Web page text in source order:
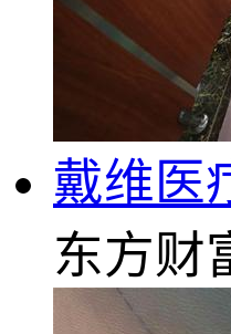
戴维医
东方财